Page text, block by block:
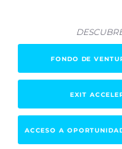
FONDO DE
EXIT
ACCESO A